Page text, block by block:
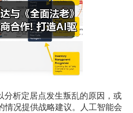
析定居点发生叛乱的原因，或
情况提供战略建议。人工智能会